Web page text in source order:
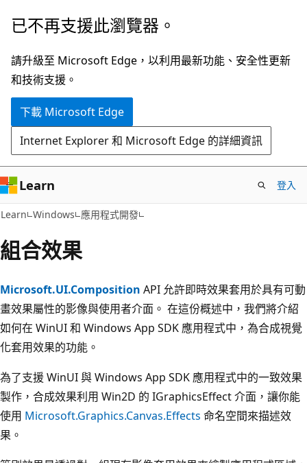
跳
主
要
內
已不再支援此瀏覽器。
請升級至 Microsoft Edge，以利用最新功能、安全性更新
和技術支援。
下載 Microsoft Edge
Internet Explorer 和 Microsoft Edge 的詳細資訊
Learn 登入
Learn Windows 應用程式開發
組合效果
Microsoft.UI.Composition API 允許即時效果套用於具有可動
畫效果屬性的影像與使用者介面。 在這份概述中，我們將介紹
如何在 WinUI 和 Windows App SDK 應用程式中，為合成視覺
化套用效果的功能。
為了支援 WinUI 與 Windows App SDK 應用程式中的一致效果
製作，合成效果利用 Win2D 的 IGraphicsEffect 介面，讓你能
使用 Microsoft.Graphics.Canvas.Effects 命名空間來描述效
果。